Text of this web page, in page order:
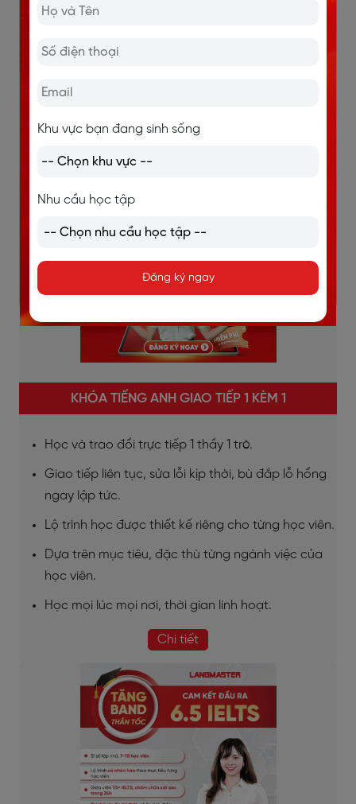
IELTS 7.5
5 năm kinh nghiệm giảng tiếng Anh
Nội Dung Hot
KHÓA TIẾNG ANH GIAO TIẾP 1 KÈM 1
Học và trao đổi trực tiếp 1 thầy 1 trò.
Giao tiếp liên tục, sửa lỗi kịp thời, bù đắp lỗ hổng
ngay lập tức.
Lộ trình học được thiết kế riêng cho từng học viên.
Dựa trên mục tiêu, đặc thù từng ngành việc của
học viên.
Học mọi lúc mọi nơi, thời gian linh hoạt.
Chi tiết
Khu vực bạn đang sinh sống
Nhu cầu học tập
Đăng ký ngay